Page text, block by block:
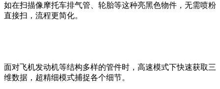
如在扫描像摩托车排气管、轮胎等这种亮黑色物件，无需喷粉
直接扫，流程更简化。
面对飞机发动机等结构多样的管件时，高速模式下快速获取三
维数据，超精细模式捕捉各个细节。